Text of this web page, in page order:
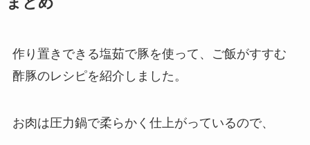
作り置きできる塩茹で豚を使って、ご飯がすすむ
酢豚のレシピを紹介しました。
お肉は圧力鍋で柔らかく仕上がっているので、